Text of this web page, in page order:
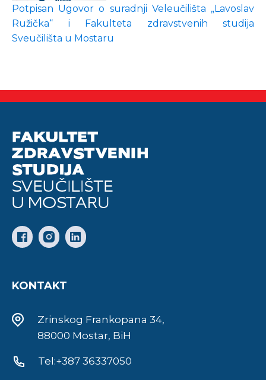
Potpisan Ugovor o suradnji Veleučilišta „Lavoslav
Ružička“ i Fakulteta zdravstvenih studija
Sveučilišta u Mostaru
KONTAKT
Zrinskog Frankopana 34,
88000 Mostar, BiH
Tel:+387 36337050